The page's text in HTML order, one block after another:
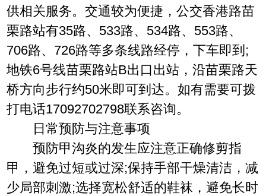
供相关服务。交通较为便捷，公交香港路苗
栗路站有35路、533路、534路、553路、
706路、726路等多条线路经停，下车即到;
地铁6号线苗栗路站B出口出站，沿苗栗路天
桥方向步行约50米即可到达。如有需要可拨
打电话17092702798联系咨询。
日常预防与注意事项
预防甲沟炎的发生应注意正确修剪指
甲，避免过短或过深;保持手部干燥清洁，减
少局部刺激;选择宽松舒适的鞋袜，避免长时